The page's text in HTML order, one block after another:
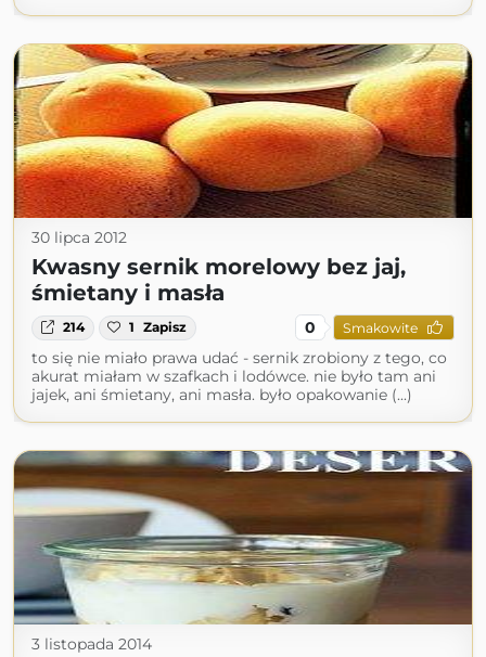
30 lipca 2012
Kwasny sernik morelowy bez jaj,
śmietany i masła
214 1 Zapisz 0 Smakowite
to się nie miało prawa udać - sernik zrobiony z tego, co
akurat miałam w szafkach i lodówce. nie było tam ani
jajek, ani śmietany, ani masła. było opakowanie (...)
3 listopada 2014